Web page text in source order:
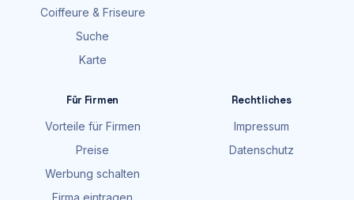
Coiffeure & Friseure
Suche
Karte
Für Firmen
Vorteile für Firmen
Preise
Werbung schalten
Firma eintragen
Rechtliches
Impressum
Datenschutz